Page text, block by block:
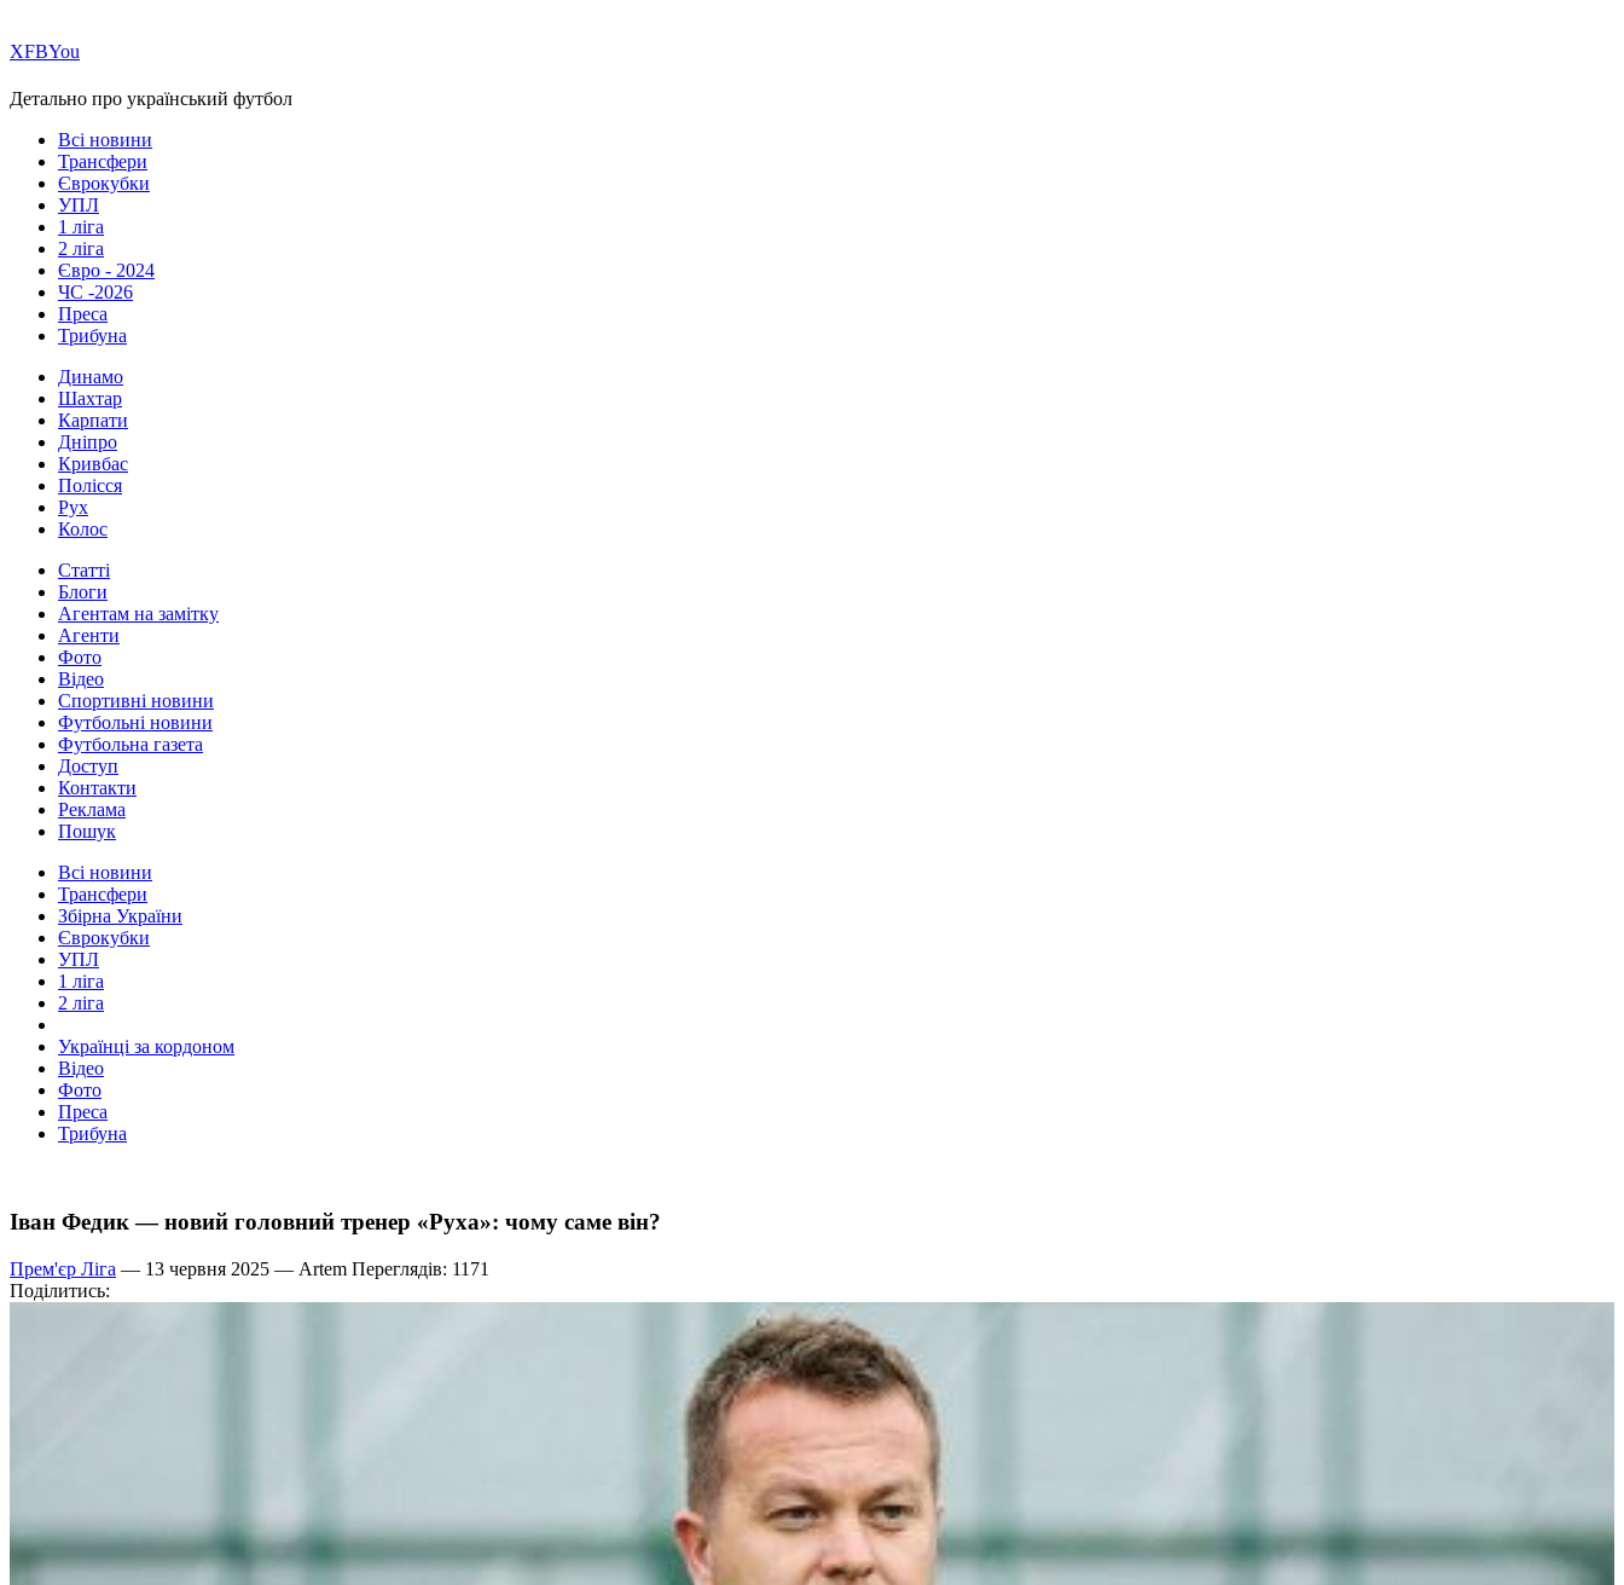
ХFBYou
Детально про український футбол
Всі новини
Трансфери
Єврокубки
УПЛ
1 ліга
2 ліга
Євро - 2024
ЧС -2026
Преса
Трибуна
Динамо
Шахтар
Карпати
Дніпро
Кривбас
Полісся
Рух
Колос
Статті
Блоги
Агентам на замітку
Агенти
Фото
Відео
Спортивні новини
Футбольні новини
Футбольна газета
Доступ
Контакти
Реклама
Пошук
Всі новини
Трансфери
Збірна України
Єврокубки
УПЛ
1 ліга
2 ліга
Українці за кордоном
Відео
Фото
Преса
Трибуна
Іван Федик — новий головний тренер «Руха»: чому саме він?
Прем'єр Ліга — 13 червня 2025 — Artem Переглядів: 1171
Поділитись: